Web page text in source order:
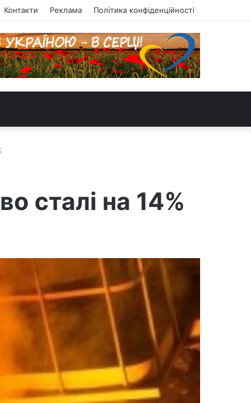
Контакти Реклама Політика конфіденційності
сталі на 14%